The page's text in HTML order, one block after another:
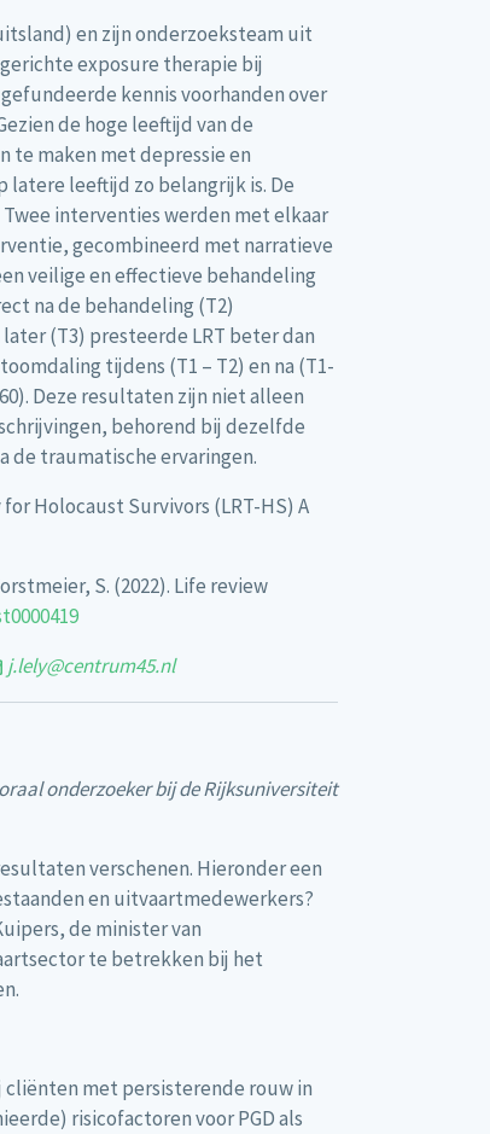
en zijn onderzoeksteam uit
exposure therapie bij
kennis voorhanden over
de hoge leeftijd van de
te maken met depressie en
latere leeftijd zo belangrijk is. De
interventies werden met elkaar
gecombineerd met narratieve
veilige en effectieve behandeling
na de behandeling (T2)
(T3) presteerde LRT beter dan
tijdens (T1 – T2) en na (T1-
Deze resultaten zijn niet alleen
behorend bij dezelfde
de traumatische ervaringen.
for Holocaust Survivors (LRT-HS) A
S. (2022). Life review
j.lely@centrum45.nl
onderzoeker bij de Rijksuniversiteit
verschenen. Hieronder een
en uitvaartmedewerkers?
de minister van
te betrekken bij het
cliënten met persisterende rouw in
risicofactoren voor PGD als